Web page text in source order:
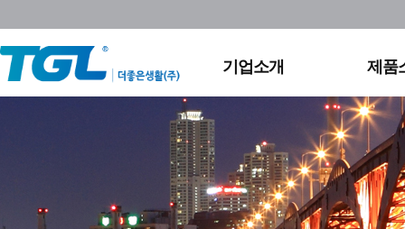
기업소개 제품
조직도
채용정보
영상
홈조